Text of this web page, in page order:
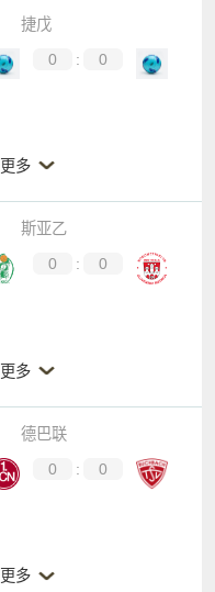
捷戊
0 :
0
更多
斯亚乙
0 :
0
更多
德巴联
0 :
0
更多